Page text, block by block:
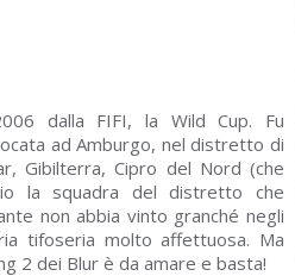
dalla FIFI, la Wild Cup. Fu
ad Amburgo, nel distretto di
Gibilterra, Cipro del Nord (che
la squadra del distretto che
non abbia vinto granché negli
tifoseria molto affettuosa. Ma
2 dei Blur è da amare e basta!